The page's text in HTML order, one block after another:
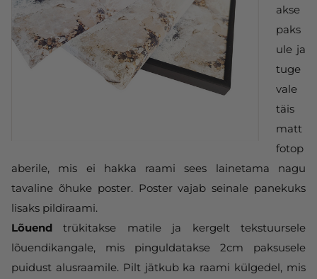
akse
paks
ule ja
tuge
vale
täis
matt
fotop
aberile, mis ei hakka raami sees lainetama nagu
tavaline õhuke poster. Poster vajab seinale panekuks
lisaks pildiraami.
Lõuend trükitakse matile ja kergelt tekstuursele
lõuendikangale, mis pinguldatakse 2cm paksusele
puidust alusraamile. Pilt jätkub ka raami külgedel, mis